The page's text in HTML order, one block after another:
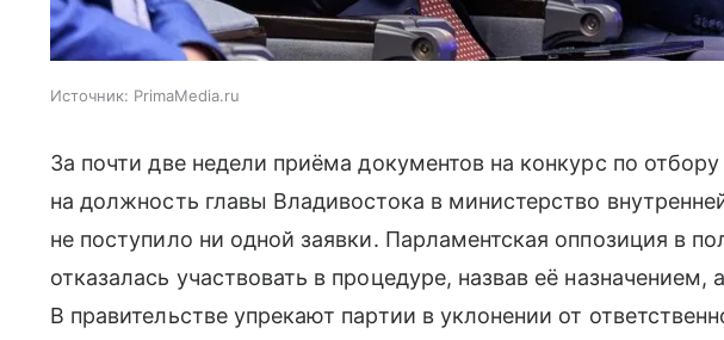
Источник: PrimaMedia.ru
За почти две недели приёма документов на конкурс по
на должность главы Владивостока в министерство
не поступило ни одной заявки. Парламентская оппозиция в
отказалась участвовать в процедуре, назвав её
В правительстве упрекают партии в уклонении от